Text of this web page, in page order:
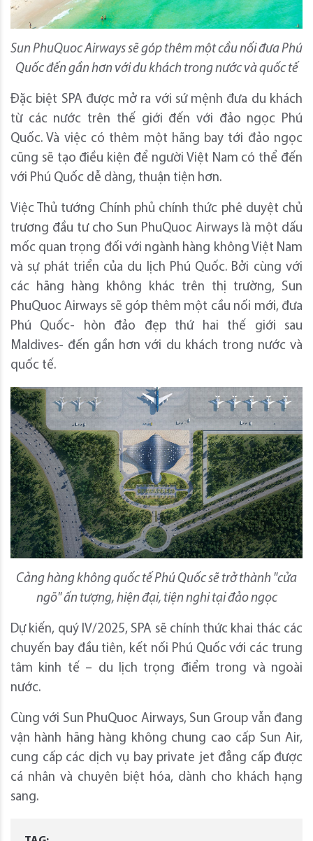
Sun PhuQuoc Airways sẽ góp thêm một cầu nối đưa Phú
Quốc đến gần hơn với du khách trong nước và quốc tế
Đặc biệt SPA được mở ra với sứ mệnh đưa du khách
từ các nước trên thế giới đến với đảo ngọc Phú
Quốc. Và việc có thêm một hãng bay tới đảo ngọc
cũng sẽ tạo điều kiện để người Việt Nam có thể đến
với Phú Quốc dễ dàng, thuận tiện hơn.
Việc Thủ tướng Chính phủ chính thức phê duyệt chủ
trương đầu tư cho Sun PhuQuoc Airways là một dấu
mốc quan trọng đối với ngành hàng không Việt Nam
và sự phát triển của du lịch Phú Quốc. Bởi cùng với
các hãng hàng không khác trên thị trường, Sun
PhuQuoc Airways sẽ góp thêm một cầu nối mới, đưa
Phú Quốc- hòn đảo đẹp thứ hai thế giới sau
Maldives- đến gần hơn với du khách trong nước và
quốc tế.
Cảng hàng không quốc tế Phú Quốc sẽ trở thành "cửa
ngõ" ấn tượng, hiện đại, tiện nghi tại đảo ngọc
Dự kiến, quý IV/2025, SPA sẽ chính thức khai thác các
chuyến bay đầu tiên, kết nối Phú Quốc với các trung
tâm kinh tế – du lịch trọng điểm trong và ngoài
nước.
Cùng với Sun PhuQuoc Airways, Sun Group vẫn đang
vận hành hãng hàng không chung cao cấp Sun Air,
cung cấp các dịch vụ bay private jet đẳng cấp được
cá nhân và chuyên biệt hóa, dành cho khách hạng
sang.